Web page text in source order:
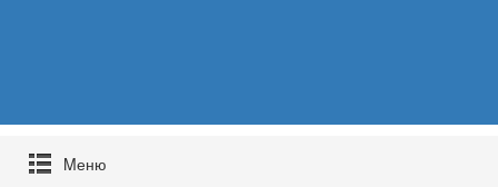
Mеню